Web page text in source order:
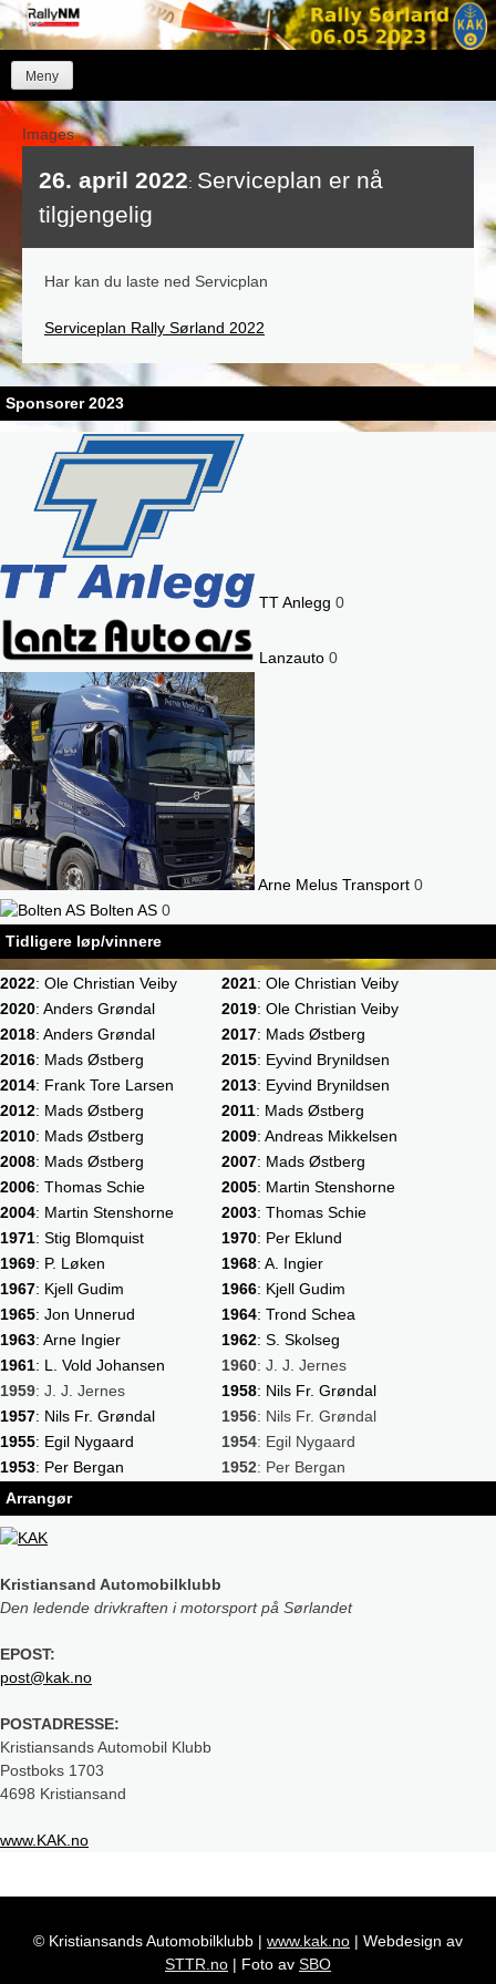
Skip
to
Meny
Images
26. april 2022: Serviceplan er nå
tilgjengelig
Har kan du laste ned Servicplan
Serviceplan Rally Sørland 2022
Sponsorer 2023
TT Anlegg 0
Lanzauto 0
Arne Melus Transport 0
Bolten AS 0
Tidligere løp/vinnere
2022: Ole Christian Veiby 2021: Ole Christian Veiby
2020: Anders Grøndal 2019: Ole Christian Veiby
2018: Anders Grøndal 2017: Mads Østberg
2016: Mads Østberg 2015: Eyvind Brynildsen
2014: Frank Tore Larsen 2013: Eyvind Brynildsen
2012: Mads Østberg 2011: Mads Østberg
2010: Mads Østberg 2009: Andreas Mikkelsen
2008: Mads Østberg 2007: Mads Østberg
2006: Thomas Schie 2005: Martin Stenshorne
2004: Martin Stenshorne 2003: Thomas Schie
1971: Stig Blomquist 1970: Per Eklund
1969: P. Løken 1968: A. Ingier
1967: Kjell Gudim 1966: Kjell Gudim
1965: Jon Unnerud 1964: Trond Schea
1963: Arne Ingier 1962: S. Skolseg
1961: L. Vold Johansen 1960: J. J. Jernes
1959: J. J. Jernes 1958: Nils Fr. Grøndal
1957: Nils Fr. Grøndal 1956: Nils Fr. Grøndal
1955: Egil Nygaard 1954: Egil Nygaard
1953: Per Bergan 1952: Per Bergan
Arrangør
Kristiansand Automobilklubb
Den ledende drivkraften i motorsport på Sørlandet
EPOST:
post@kak.no
POSTADRESSE:
Kristiansands Automobil Klubb
Postboks 1703
4698 Kristiansand
www.KAK.no
© Kristiansands Automobilklubb | www.kak.no | Webdesign av
STTR.no | Foto av SBO